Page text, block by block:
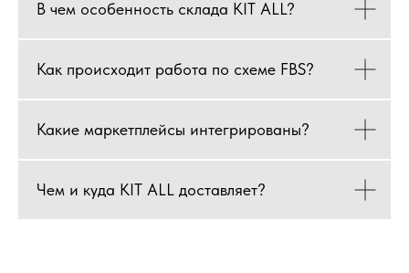
В чем особенность склада KIT ALL?
Как происходит работа по схеме FBS?
Какие маркетплейсы интегрированы?
Чем и куда KIT ALL доставляет?